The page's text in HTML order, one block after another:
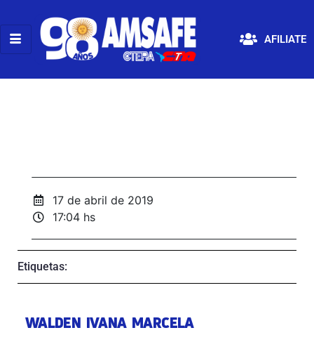
AFILIATE
17 de abril de 2019
17:04 hs
Etiquetas:
WALDEN IVANA MARCELA